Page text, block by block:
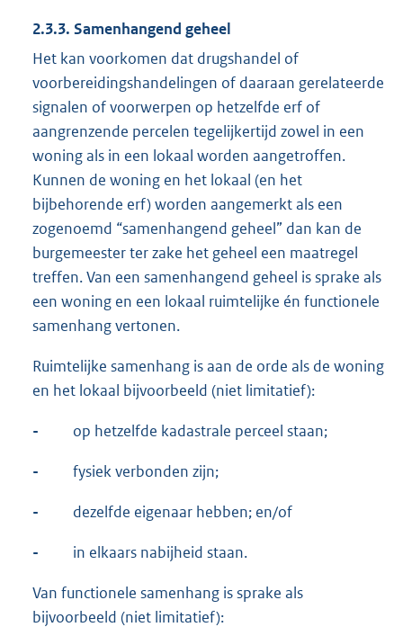
2.3.3. Samenhangend geheel
Het kan voorkomen dat drugshandel of
voorbereidingshandelingen of daaraan gerelateerde
signalen of voorwerpen op hetzelfde erf of
aangrenzende percelen tegelijkertijd zowel in een
woning als in een lokaal worden aangetroffen.
Kunnen de woning en het lokaal (en het
bijbehorende erf) worden aangemerkt als een
zogenoemd “samenhangend geheel” dan kan de
burgemeester ter zake het geheel een maatregel
treffen. Van een samenhangend geheel is sprake als
een woning en een lokaal ruimtelijke én functionele
samenhang vertonen.
Ruimtelijke samenhang is aan de orde als de woning
en het lokaal bijvoorbeeld (niet limitatief):
- op hetzelfde kadastrale perceel staan;
- fysiek verbonden zijn;
- dezelfde eigenaar hebben; en/of
- in elkaars nabijheid staan.
Van functionele samenhang is sprake als
bijvoorbeeld (niet limitatief):